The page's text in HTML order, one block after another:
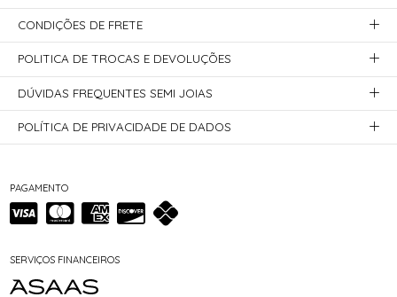
PAGAMENTO
SERVIÇOS FINANCEIROS
CONDIÇÕES DE FRETE
POLITICA DE TROCAS E DEVOLUÇÕES
DÚVIDAS FREQUENTES SEMI JOIAS
POLÍTICA DE PRIVACIDADE DE DADOS